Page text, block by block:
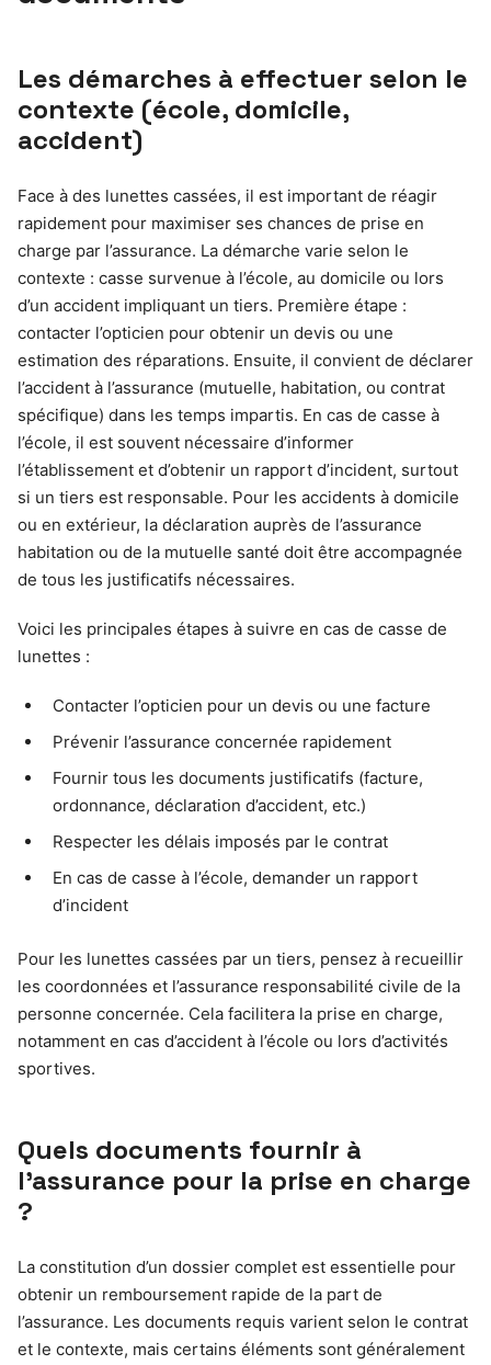
Les démarches à effectuer selon le
contexte (école, domicile,
accident)
Face à des lunettes cassées, il est important de réagir
rapidement pour maximiser ses chances de prise en
charge par l’assurance. La démarche varie selon le
contexte : casse survenue à l’école, au domicile ou lors
d’un accident impliquant un tiers. Première étape :
contacter l’opticien pour obtenir un devis ou une
estimation des réparations. Ensuite, il convient de déclarer
l’accident à l’assurance (mutuelle, habitation, ou contrat
spécifique) dans les temps impartis. En cas de casse à
l’école, il est souvent nécessaire d’informer
l’établissement et d’obtenir un rapport d’incident, surtout
si un tiers est responsable. Pour les accidents à domicile
ou en extérieur, la déclaration auprès de l’assurance
habitation ou de la mutuelle santé doit être accompagnée
de tous les justificatifs nécessaires.
Voici les principales étapes à suivre en cas de casse de
lunettes :
Contacter l’opticien pour un devis ou une facture
Prévenir l’assurance concernée rapidement
Fournir tous les documents justificatifs (facture,
ordonnance, déclaration d’accident, etc.)
Respecter les délais imposés par le contrat
En cas de casse à l’école, demander un rapport
d’incident
Pour les lunettes cassées par un tiers, pensez à recueillir
les coordonnées et l’assurance responsabilité civile de la
personne concernée. Cela facilitera la prise en charge,
notamment en cas d’accident à l’école ou lors d’activités
sportives.
Quels documents fournir à
l’assurance pour la prise en charge
?
La constitution d’un dossier complet est essentielle pour
obtenir un remboursement rapide de la part de
l’assurance. Les documents requis varient selon le contrat
et le contexte, mais certains éléments sont généralement